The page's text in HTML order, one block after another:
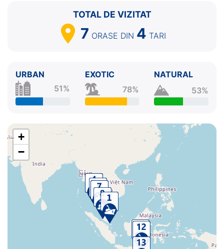
TOTAL DE VIZITAT
7 ORASE DIN 4 TARI
URBAN
51%
EXOTIC
78%
NATURAL
53%
+
−